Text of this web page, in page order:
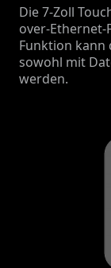
Die 7-Zoll
over-
Funktion kann
sowohl mit
werden.